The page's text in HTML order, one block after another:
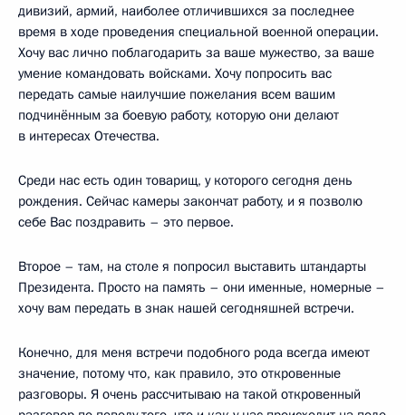
дивизий, армий, наиболее отличившихся за последнее
время в ходе проведения специальной военной операции.
Хочу вас лично поблагодарить за ваше мужество, за ваше
умение командовать войсками. Хочу попросить вас
передать самые наилучшие пожелания всем вашим
подчинённым за боевую работу, которую они делают
в интересах Отечества.
Среди нас есть один товарищ, у которого сегодня день
рождения. Сейчас камеры закончат работу, и я позволю
себе Вас поздравить – это первое.
Второе – там, на столе я попросил выставить штандарты
Президента. Просто на память – они именные, номерные –
хочу вам передать в знак нашей сегодняшней встречи.
Конечно, для меня встречи подобного рода всегда имеют
значение, потому что, как правило, это откровенные
разговоры. Я очень рассчитываю на такой откровенный